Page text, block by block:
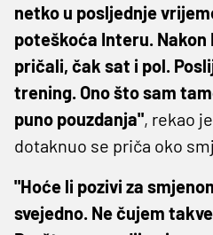
netko u posljednje
poteškoća Interu. Nakon
pričali, čak sat i pol.
trening. Ono što sam
puno pouzdanja", rekao
dotaknuo se priča oko
"Hoće li pozivi za
svejedno. Ne čujem